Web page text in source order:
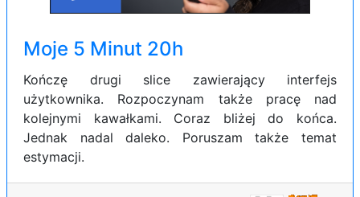
Moje 5 Minut 20h
Kończę drugi slice zawierający interfejs
użytkownika. Rozpoczynam także pracę nad
kolejnymi kawałkami. Coraz bliżej do końca.
Jednak nadal daleko. Poruszam także temat
estymacji.